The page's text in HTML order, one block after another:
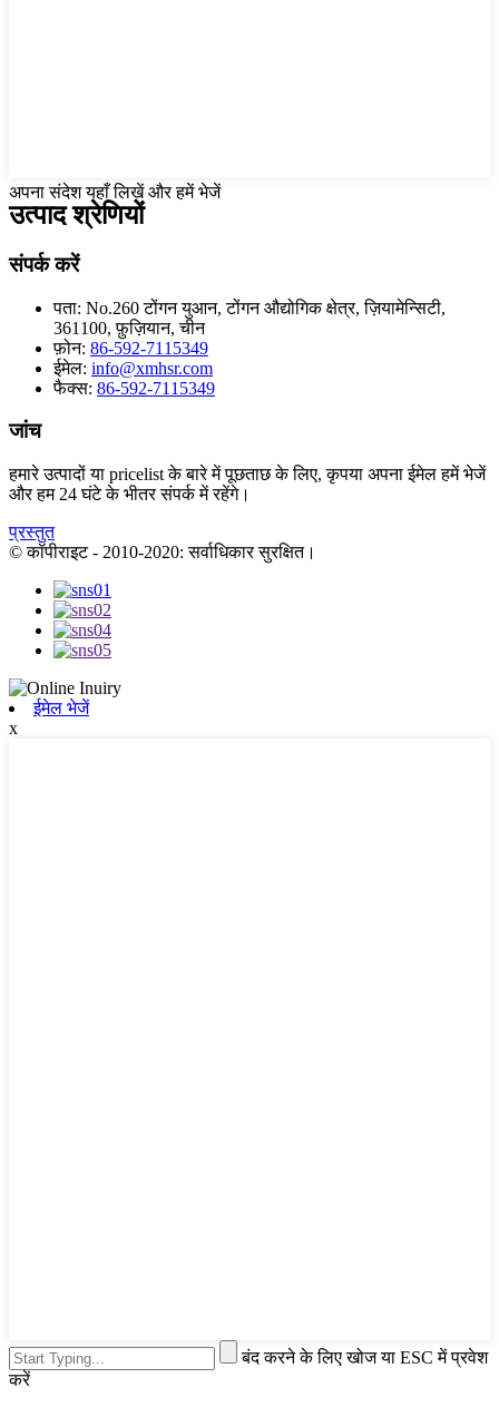
अपना संदेश यहाँ लिखें और हमें भेजें
उत्पाद श्रेणियों
संपर्क करें
पता: No.260 टोंगन युआन, टोंगन औद्योगिक क्षेत्र, ज़ियामेन्सिटी,
361100, फ़ुज़ियान, चीन
फ़ोन: 86-592-7115349
ईमेल: info@xmhsr.com
फैक्स: 86-592-7115349
जांच
हमारे उत्पादों या pricelist के बारे में पूछताछ के लिए, कृपया अपना ईमेल हमें भेजें
और हम 24 घंटे के भीतर संपर्क में रहेंगे।
प्रस्तुत
© कॉपीराइट - 2010-2020: सर्वाधिकार सुरक्षित।
ईमेल भेजें
x
बंद करने के लिए खोज या ESC में प्रवेश
करें